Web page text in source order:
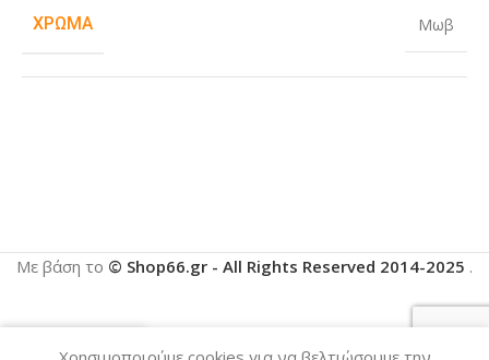
ΧΡΏΜΑ Μωβ
Με βάση το © Shop66.gr - All Rights Reserved 2014-2025 .